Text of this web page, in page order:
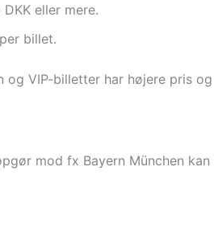
eller mere.
billet.
og VIP-billetter har højere pris
mod fx Bayern München